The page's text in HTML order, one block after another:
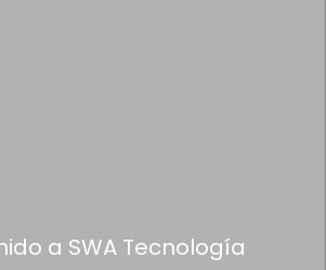
a SWA Tecnología